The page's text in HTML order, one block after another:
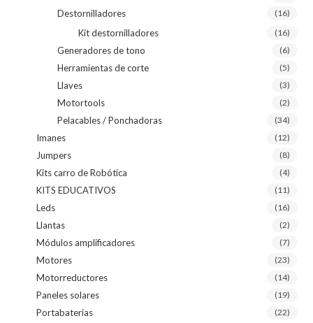
Destornilladores (16)
Kit destornilladores (16)
Generadores de tono (6)
Herramientas de corte (5)
Llaves (3)
Motortools (2)
Pelacables / Ponchadoras (34)
Imanes (12)
Jumpers (8)
Kits carro de Robótica (4)
KITS EDUCATIVOS (11)
Leds (16)
Llantas (2)
Módulos amplificadores (7)
Motores (23)
Motorreductores (14)
Paneles solares (19)
Portabaterias (22)